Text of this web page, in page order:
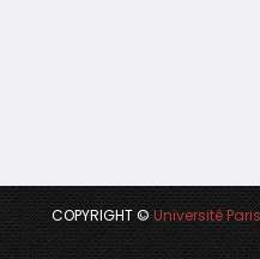
COPYRIGHT ©Université